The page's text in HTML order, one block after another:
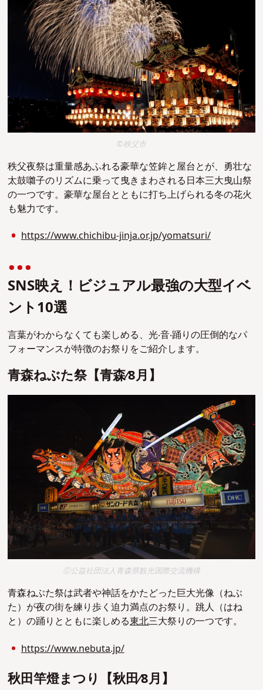
©秩父市
秩父夜祭は重量感あふれる豪華な笠鉾と屋台とが、勇壮な
太鼓囃子のリズムに乗って曳きまわされる日本三大曳山祭
の一つです。豪華な屋台とともに打ち上げられる冬の花火
も魅力です。
https://www.chichibu-jinja.or.jp/yomatsuri/
SNS映え！ビジュアル最強の⼤型イベ
ント10選
⾔葉がわからなくても楽しめる、光‧⾳‧踊りの圧倒的なパ
フォーマンスが特徴のお祭りをご紹介します。
⻘森ねぶた祭【⻘森∕8⽉】
Ⓒ公益社団法人青森県観光国際交流機構
青森ねぶた祭は武者や神話をかたどった巨大光像（ねぶ
た）が夜の街を練り歩く迫力満点のお祭り。跳人（はね
と）の踊りとともに楽しめる東北三大祭りの一つです。
https://www.nebuta.jp/
秋⽥竿燈まつり【秋⽥∕8⽉】